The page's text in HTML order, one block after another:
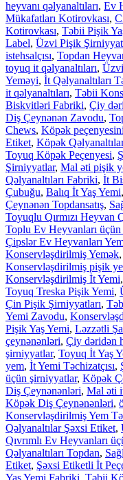
heyvanı qəlyanaltıları, Ev
Mükafatları Kotirovkası,
Kotirovkası, Təbii Pişik
Label, Üzvi Pişik
istehsalçısı, Topdan
toyuq it qəlyanaltıları,
Yeməyi, İt Qəlyanaltıları
it qəlyanaltıları, Təbii
Biskvitləri Fabriki, Çiy
Diş Çeynənən Zavodu,
Chews, Köpək
Etiket, Köpək
Toyuq Köpək Peçenyesi,
Şirniyyatlar, Mal əti pişik
Qəlyanaltıları Fabriki, İt
Çubuğu, Balıq İt Yaş Yemi,
Çeynənən Topdansatış,
Toyuqlu Qırmızı Heyvan
Toplu Ev Heyvanları
Çipslər Ev Heyvanları
Konservləşdirilmiş Yemək,
Konservləşdirilmiş pişik
Konservləşdirilmiş İt Yemi,
Toyuq Treska Pişik Yemi,
Çin Pişik Şirniyyatları,
Yemi Zavodu,
Pişik Yaş Yemi, Ləzzətli
çeynənənləri, Çiy dəridən
şirniyyatlar, Toyuq İt Yaş
yem, İt Yemi Təchizatçısı,
üçün şirniyyatlar, Köpək
Diş Çeynənənləri, Mal əti
Köpək Diş Çeynənənləri,
Konservləşdirilmiş Yem
Qəlyanaltılar Şəxsi Etiket,
Qıvrımlı Ev Heyvanları
Qəlyanaltıları Topdan,
Etiket, Şəxsi Etiketli İt
Yaş Yemi Fabriki Təbii